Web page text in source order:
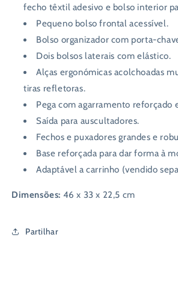
fecho têxtil adesivo e bolso interior
Pequeno bolso frontal acessível.
Bolso organizador com porta-
Dois bolsos laterais com elástico.
Alças ergonómicas acolchoadas
tiras refletoras.
Pega com agarramento reforçado
Saída para auscultadores.
Fechos e puxadores grandes e
Base reforçada para dar forma à
Adaptável a carrinho (vendido
Dimensões: 46 x 33 x 22,5 cm
Partilhar